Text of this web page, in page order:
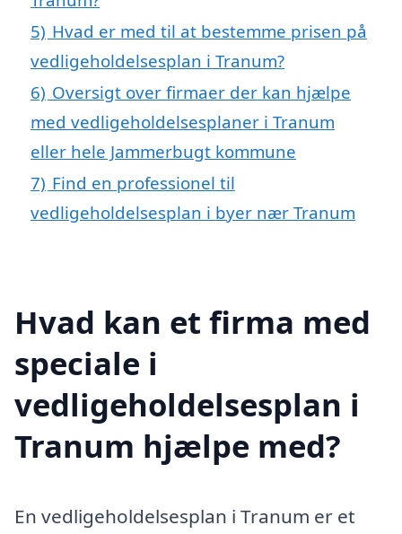
5) Hvad er med til at bestemme prisen på
vedligeholdelsesplan i Tranum?
6) Oversigt over firmaer der kan hjælpe
med vedligeholdelsesplaner i Tranum
eller hele Jammerbugt kommune
7) Find en professionel til
vedligeholdelsesplan i byer nær Tranum
Hvad kan et firma med
speciale i
vedligeholdelsesplan i
Tranum hjælpe med?
En vedligeholdelsesplan i Tranum er et